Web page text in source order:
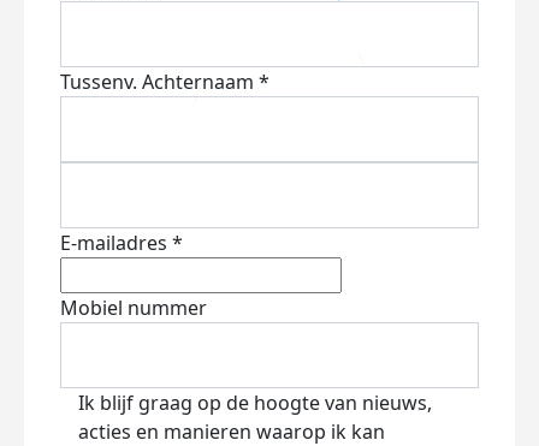
Tussenv. Achternaam *
E-mailadres *
Mobiel nummer
Ik blijf graag op de hoogte van nieuws,
acties en manieren waarop ik kan